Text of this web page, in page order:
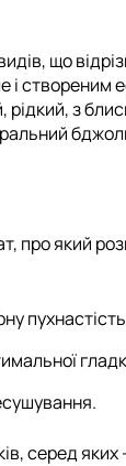
що
і створеним
з
про який
серед